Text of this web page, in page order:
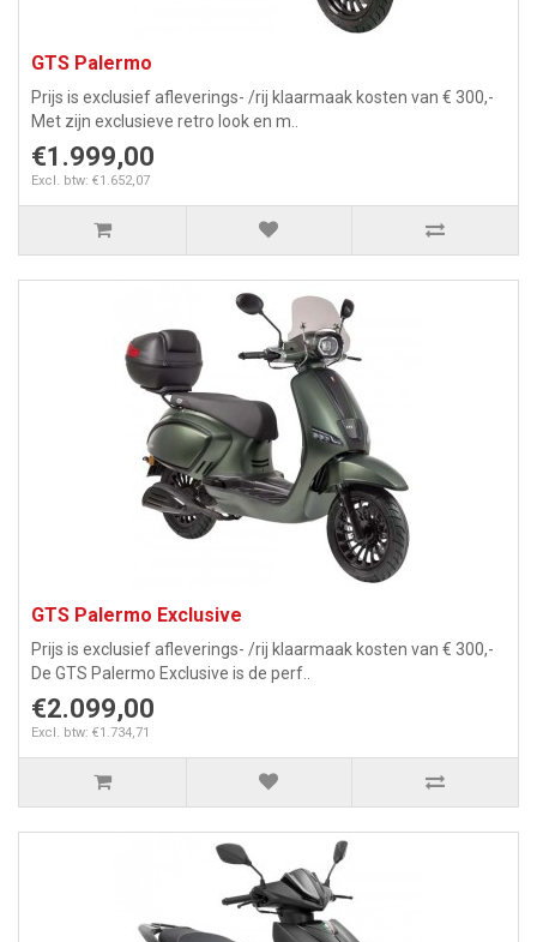
GTS Palermo
Prijs is exclusief afleverings- /rij klaarmaak kosten van € 300,-
Met zijn exclusieve retro look en m..
€1.999,00
Excl. btw: €1.652,07
GTS Palermo Exclusive
Prijs is exclusief afleverings- /rij klaarmaak kosten van € 300,-
De GTS Palermo Exclusive is de perf..
€2.099,00
Excl. btw: €1.734,71